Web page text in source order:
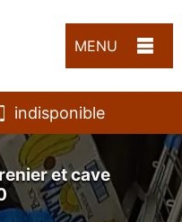
MENU
indisponible
et cave